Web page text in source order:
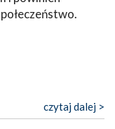
czytaj dalej >